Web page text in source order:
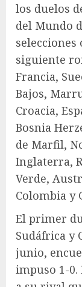
los duelos
del Mundo
selecciones
siguiente
Francia,
Bajos,
Croacia,
Bosnia
de Marfil,
Inglaterra,
Verde,
Colombia y
El primer
Sudáfrica y
junio,
impuso 1-0.